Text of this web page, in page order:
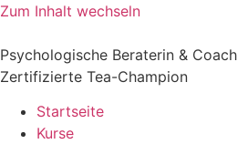
Zum Inhalt wechseln
Psychologische Beraterin & Coach
Zertifizierte Tea-Champion
Startseite
Kurse